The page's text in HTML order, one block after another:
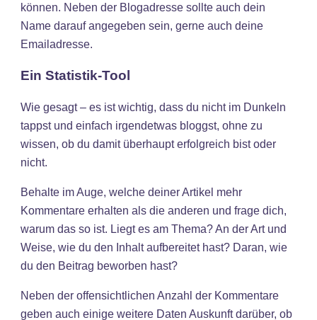
können. Neben der Blogadresse sollte auch dein
Name darauf angegeben sein, gerne auch deine
Emailadresse.
Ein Statistik-Tool
Wie gesagt – es ist wichtig, dass du nicht im Dunkeln
tappst und einfach irgendetwas bloggst, ohne zu
wissen, ob du damit überhaupt erfolgreich bist oder
nicht.
Behalte im Auge, welche deiner Artikel mehr
Kommentare erhalten als die anderen und frage dich,
warum das so ist. Liegt es am Thema? An der Art und
Weise, wie du den Inhalt aufbereitet hast? Daran, wie
du den Beitrag beworben hast?
Neben der offensichtlichen Anzahl der Kommentare
geben auch einige weitere Daten Auskunft darüber, ob